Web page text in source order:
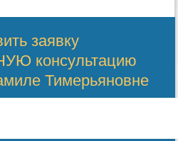
заявку
консультацию
Тимерьяновне